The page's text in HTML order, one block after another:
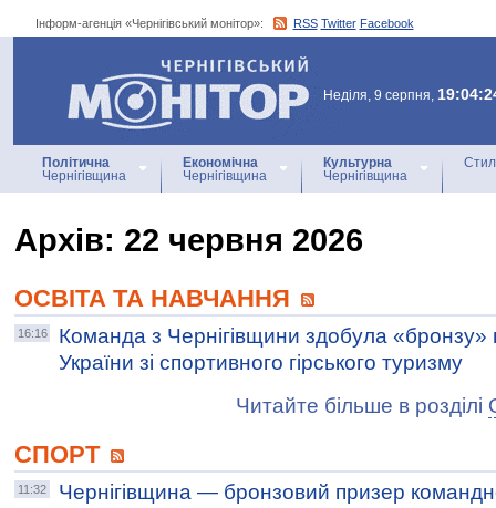
Інформ-агенція «Чернігівський монітор»: RSS Twitter Facebook
Інформ-агенція
«Чернігівський монітор»
Неділя, 9 серпня,
Політична
Чернігівщина
Економічна
Чернігівщина
Культурна
Чернігівщина
Архiв: 22 червня 2026
ОСВІТА ТА НАВЧАННЯ
16:16
Команда з Чернігівщини здобула «бронзу»
України зі спортивного гірського туризму
Читайте більше в розділі
СПОРТ
11:32
Чернігівщина — бронзовий призер